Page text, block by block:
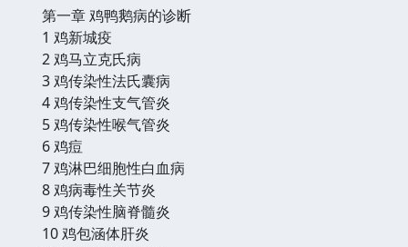
第一章 鸡鸭鹅病的诊断
1 鸡新城疫
2 鸡马立克氏病
3 鸡传染性法氏囊病
4 鸡传染性支气管炎
5 鸡传染性喉气管炎
6 鸡痘
7 鸡淋巴细胞性白血病
8 鸡病毒性关节炎
9 鸡传染性脑脊髓炎
10 鸡包涵体肝炎